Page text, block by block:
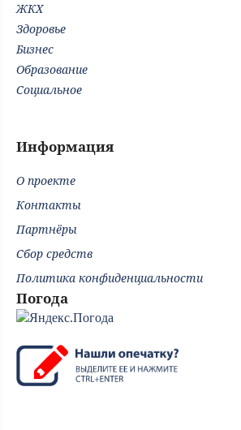
ЖКХ
Здоровье
Бизнес
Образование
Социальное
Информация
О проекте
Контакты
Партнёры
Сбор средств
Политика конфиденциальности
Погода